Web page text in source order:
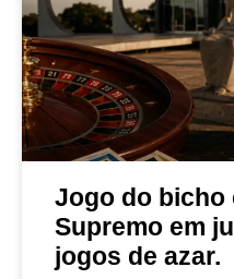
Jogo do bicho
Supremo em
jogos de azar.